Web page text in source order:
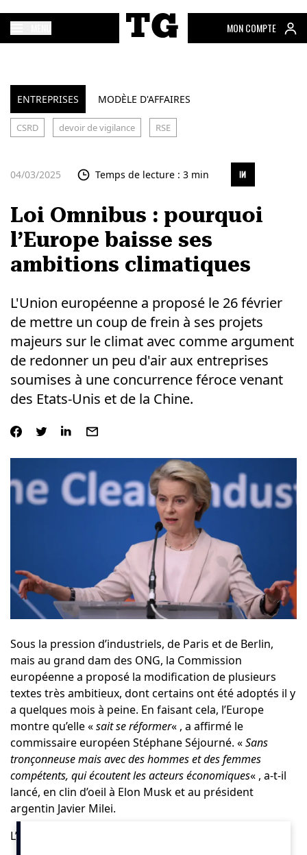
MON COMPTE
ENTREPRISES MODÈLE D'AFFAIRES
CSRD devoir de vigilance RSE
04/03/2025 Temps de lecture : 3 min
Loi Omnibus : pourquoi
l’Europe baisse ses
ambitions climatiques
L'Union européenne a proposé le 26 février
de mettre un coup de frein à ses projets
majeurs sur le climat avec comme argument
de redonner un peu d'air aux entreprises
soumises à une concurrence féroce venant
des Etats-Unis et de la Chine.
Sous la pression d’industriels, de Paris et de Berlin,
mais au grand dam des ONG, la Commission
européenne a proposé la modification de plusieurs
textes très ambitieux, dont certains ont été adoptés il y
a quelques mois à peine. En faisant cela, l’Europe
montre qu’elle «sait se réformer« , a affirmé le
commissaire européen Stéphane Séjourné. «Sans
tronçonneuse mais avec des hommes et des femmes
compétents, qui écoutent les acteurs économiques« , a-t-il
lancé, en clin d’oeil à Elon Musk et au président
argentin Javier Milei.
L’exécutif européen souhaite très concrètement: